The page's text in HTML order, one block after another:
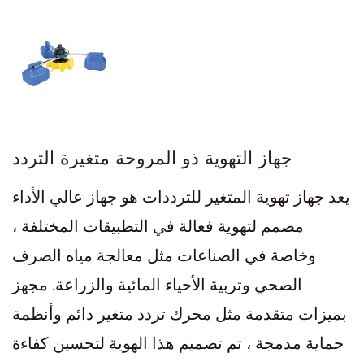
جهاز التهوية ذو المروحة متغيرة التردد
يعد جهاز تهوية المتغير للترددات هو جهاز عالي الأداء
مصمم لتهوية فعالة في التطبيقات المختلفة ،
وخاصة في الصناعات مثل معالجة مياه الصرف
الصحي وتربية الأحياء المائية والزراعة. مجهز
بميزات متقدمة مثل محرك تردد متغير دائم وأنظمة
حماية مدمجة ، تم تصميم هذا الهوية لتحسين كفاءة